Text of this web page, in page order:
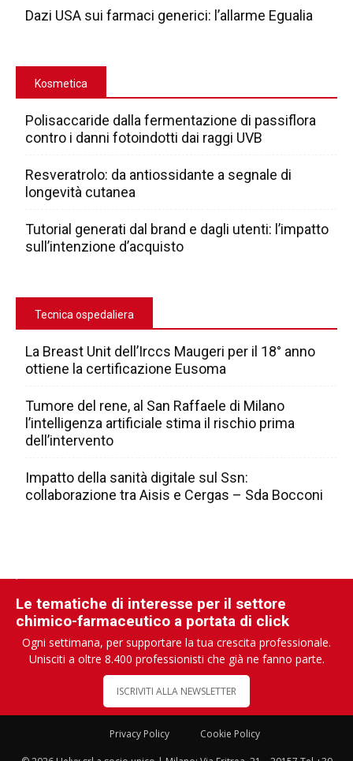
Dazi USA sui farmaci generici: l’allarme Egualia
Kosmetica
Polisaccaride dalla fermentazione di passiflora
contro i danni fotoindotti dai raggi UVB
Resveratrolo: da antiossidante a segnale di
longevità cutanea
Tutorial generati dal brand e dagli utenti: l’impatto
sull’intenzione d’acquisto
Tecnica ospedaliera
La Breast Unit dell’Irccs Maugeri per il 18° anno
ottiene la certificazione Eusoma
Tumore del rene, al San Raffaele di Milano
l’intelligenza artificiale stima il rischio prima
dell’intervento
Impatto della sanità digitale sul Ssn:
collaborazione tra Aisis e Cergas – Sda Bocconi
Le tematiche di interesse per il settore
chimico-farmaceutico a portata di click
Ogni settimana, per supportare la tua crescita professionale.
Unisciti a oltre 8.400 professionisti che già ne fanno parte.
ISCRIVITI ALLA NEWSLETTER
Privacy Policy Cookie Policy